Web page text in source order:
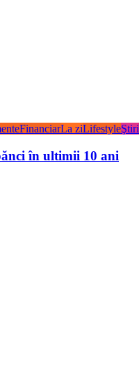
FinanciarLa ziLifestyleŞtiri
în ultimii 10 ani